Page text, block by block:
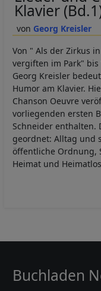
Georg Kreisler
Klavier
Von " Als der Zirkus
vergiften im Park"
Georg Kreisler
Humor am Klavier.
Chanson Oeuvre
vorliegenden ersten
Schneider enthalten.
geordnet: Alltag und
öffentliche Ordnung,
Heimat und
Buchladen